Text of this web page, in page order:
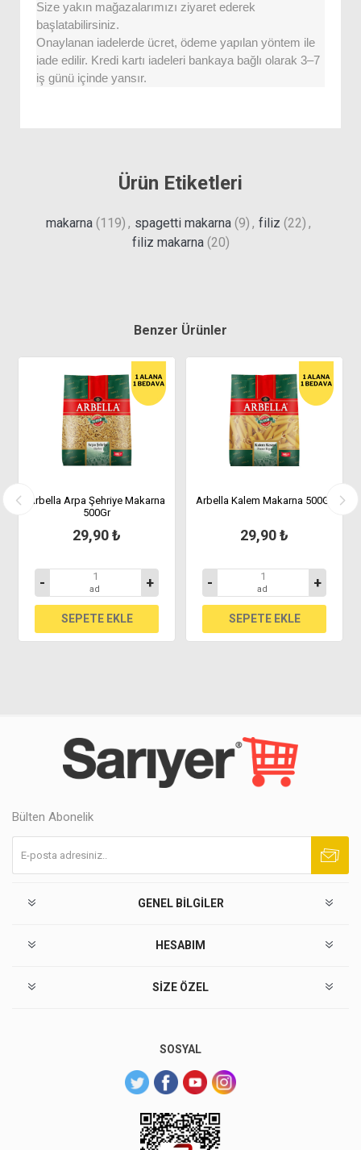
Size yakın mağazalarımızı ziyaret ederek
başlatabilirsiniz.
Onaylanan iadelerde ücret, ödeme yapılan yöntem ile
iade edilir. Kredi kartı iadeleri bankaya bağlı olarak 3–7
iş günü içinde yansır.
Ürün Etiketleri
makarna (119) , spagetti makarna (9) , filiz (22) ,
filiz makarna (20)
Benzer Ürünler
Arbella Arpa Şehriye Makarna
500Gr
29,90 ₺
- ad +
Arbella Kalem Makarna 500Gr
29,90 ₺
- ad +
Bülten Abonelik
GENEL BILGILER
HESABIM
SIZE ÖZEL
SOSYAL